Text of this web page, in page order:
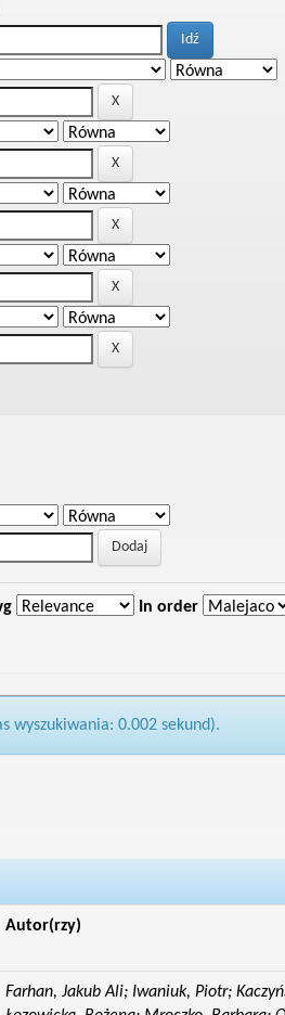
In order
wyszukiwania: 0.002 sekund).
Autor(rzy)
Farhan, Jakub Ali; Iwaniuk, Piotr;